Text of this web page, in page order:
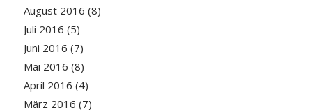
August 2016 (8)
Juli 2016 (5)
Juni 2016 (7)
Mai 2016 (8)
April 2016 (4)
März 2016 (7)